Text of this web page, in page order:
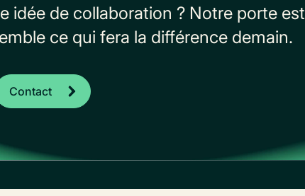
idée de collaboration ? Notre porte est
ce qui fera la différence demain.
Contact